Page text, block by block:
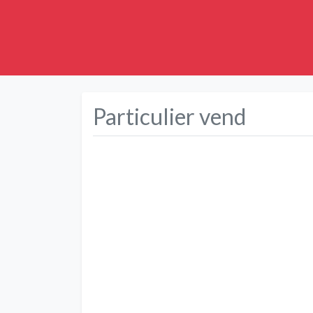
Particulier vend